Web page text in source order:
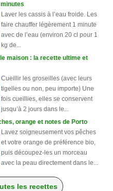
Laver les cassis à l’eau froide. Les
faire chauffer légèrement 1 minute
avec de l’eau (environ 20 cl pour 1
kg de...
maison : la recette ultime et
Cueillir les groseilles (avec leurs
tigelles ou non, peu importe) Une
fois cueillies, elles se conservent
jusqu’à 2 jours dans le...
orange et notes de Porto
Lavez soigneusement vos pêches
et votre orange de préférence bio,
puis découpez-les un morceau
avec la peau directement dans le...
les recettes